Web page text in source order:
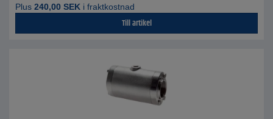
Plus 240,00 SEK i fraktkostnad
Till artikel